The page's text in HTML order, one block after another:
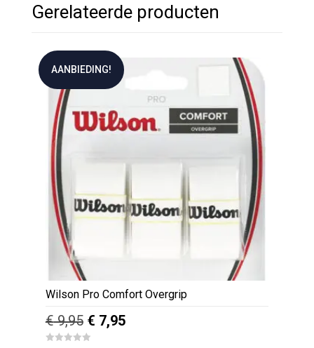
Gerelateerde producten
AANBIEDING!
Wilson Pro Comfort Overgrip
€9,95 Oorspronkelijke
prijs
€ 7,95Huidige